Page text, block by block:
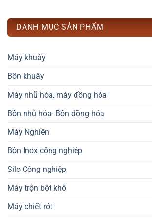
DANH MỤC SẢN PHẨM
Máy khuấy
Bồn khuấy
Máy nhũ hóa, máy đồng hóa
Bồn nhũ hóa- Bồn đồng hóa
Máy Nghiền
Bồn Inox công nghiệp
Silo Công nghiệp
Máy trộn bột khô
Máy chiết rót